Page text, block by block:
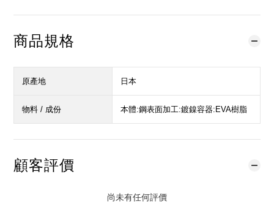
商品規格
原產地 日本
物料 / 成份 本體:鋼表面加工:鍍鎳容器:EVA樹脂
顧客評價
尚未有任何評價